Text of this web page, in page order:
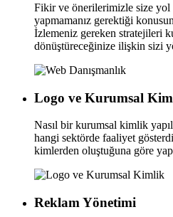
Fikir ve önerilerimizle size yol
yapmamanız gerektiği
İzlemeniz gereken stratejileri
dönüştüreceğinize ilişkin sizi
Logo ve Kurumsal
Nasıl bir kurumsal kimlik
hangi sektörde faaliyet
kimlerden oluştuğuna göre
Reklam Yönetimi